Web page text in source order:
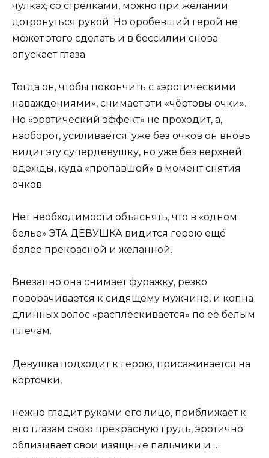
чулках, со стрелками, можно при желании
дотронуться рукой. Но оробевший герой не
может этого сделать и в бессилии снова
опускает глаза.
Тогда он, чтобы покончить с «эротическими
наваждениями», снимает эти «чёртовы очки».
Но «эротический эффект» не проходит, а,
наоборот, усиливается: уже без очков он вновь
видит эту супердевушку, но уже без верхней
одежды, куда «пропавшей» в момент снятия
очков.
Нет необходимости объяснять, что в «одном
белье» ЭТА ДЕВУШКА видится герою ещё
более прекрасной и желанной.
Внезапно она снимает фуражку, резко
поворачивается к сидящему мужчине, и копна
длинных волос «расплёскивается» по её белым
плечам.
Девушка подходит к герою, присаживается на
корточки,
нежно гладит руками его лицо, приближает к
его глазам свою прекрасную грудь, эротично
облизывает свои изящные пальчики и …